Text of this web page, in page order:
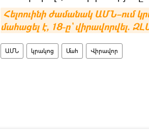
Հելոուինի ժամանակ ԱՄՆ–ում
մահացել է, 18-ը` վիրավորվել.
ԱՄՆ կրակոց Մահ Վիրավոր